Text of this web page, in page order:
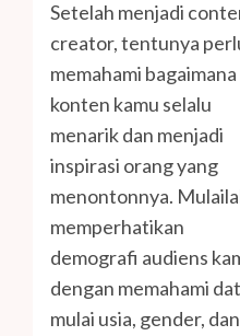
Setelah menjadi
creator, tentunya
memahami bagaimana
konten kamu selalu
menarik dan menjadi
inspirasi orang yang
menontonnya.
memperhatikan
demografi audiens
dengan memahami
mulai usia, gender, dan